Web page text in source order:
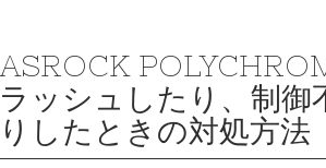
ASROCK
ラッシュしたり、制御
りしたときの対処方法